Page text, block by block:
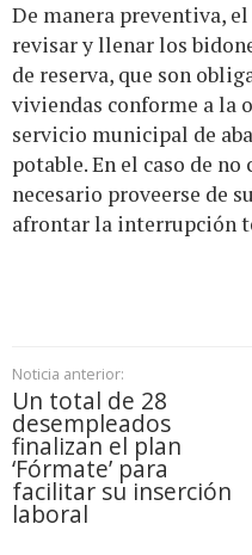
De manera preventiva,
revisar y llenar los
de reserva, que son
viviendas conforme a la
servicio municipal de
potable. En el caso de
necesario proveerse de
afrontar la interrupción
Noticia anterior:
Un total de 28
desempleados
finalizan el plan
‘Fórmate’ para
facilitar su inserción
laboral